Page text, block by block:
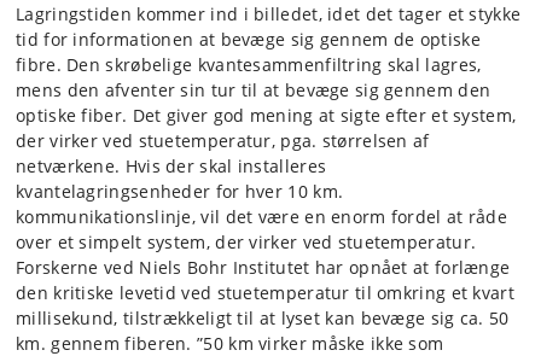
Lagringstiden kommer ind i billedet, idet det tager et stykke
tid for informationen at bevæge sig gennem de optiske
fibre. Den skrøbelige kvantesammenfiltring skal lagres,
mens den afventer sin tur til at bevæge sig gennem den
optiske fiber. Det giver god mening at sigte efter et system,
der virker ved stuetemperatur, pga. størrelsen af
netværkene. Hvis der skal installeres
kvantelagringsenheder for hver 10 km.
kommunikationslinje, vil det være en enorm fordel at råde
over et simpelt system, der virker ved stuetemperatur.
Forskerne ved Niels Bohr Institutet har opnået at forlænge
den kritiske levetid ved stuetemperatur til omkring et kvart
millisekund, tilstrækkeligt til at lyset kan bevæge sig ca. 50
km. gennem fiberen. ”50 km virker måske ikke som